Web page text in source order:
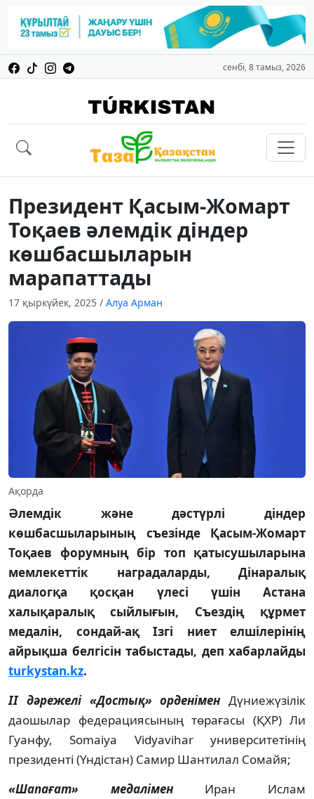
сенбі, 8 тамыз, 2026
Президент Қасым-Жомарт
Тоқаев әлемдік діндер
көшбасшыларын
марапаттады
17 қыркүйек, 2025 / Алуа Арман
Ақорда
Әлемдік және дәстүрлі діндер
көшбасшыларының съезінде Қасым-Жомарт
Тоқаев форумның бір топ қатысушыларына
мемлекеттік наградаларды, Дінаралық
диалогқа қосқан үлесі үшін Астана
халықаралық сыйлығын, Съездің құрмет
медалін, сондай-ақ Ізгі ниет елшілерінің
айрықша белгісін табыстады, деп хабарлайды
turkystan.kz.
ІІ дәрежелі «Достық» орденімен Дүниежүзілік
даошылар федерациясының төрағасы (ҚХР) Ли
Гуанфу, Somaiya Vidyavihar университетінің
президенті (Үндістан) Самир Шантилал Сомайя;
«Шапағат» медаліменИран Ислам